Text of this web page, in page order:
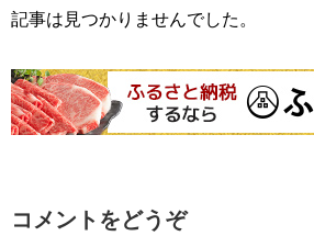
記事は見つかりませんでした。
コメントをどうぞ